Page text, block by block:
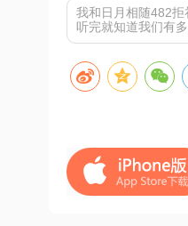
我和日月相随482
听完就知道我们有多